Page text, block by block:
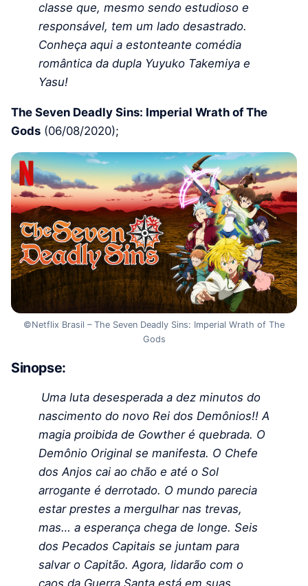
classe que, mesmo sendo estudioso e
responsável, tem um lado desastrado.
Conheça aqui a estonteante comédia
romântica da dupla Yuyuko Takemiya e
Yasu!
The Seven Deadly Sins: Imperial Wrath of The
Gods (06/08/2020);
©Netflix Brasil – The Seven Deadly Sins: Imperial Wrath of The
Gods
Sinopse:
Uma luta desesperada a dez minutos do
nascimento do novo Rei dos Demônios!! A
magia proibida de Gowther é quebrada. O
Demônio Original se manifesta. O Chefe
dos Anjos cai ao chão e até o Sol
arrogante é derrotado. O mundo parecia
estar prestes a mergulhar nas trevas,
mas… a esperança chega de longe. Seis
dos Pecados Capitais se juntam para
salvar o Capitão. Agora, lidarão com o